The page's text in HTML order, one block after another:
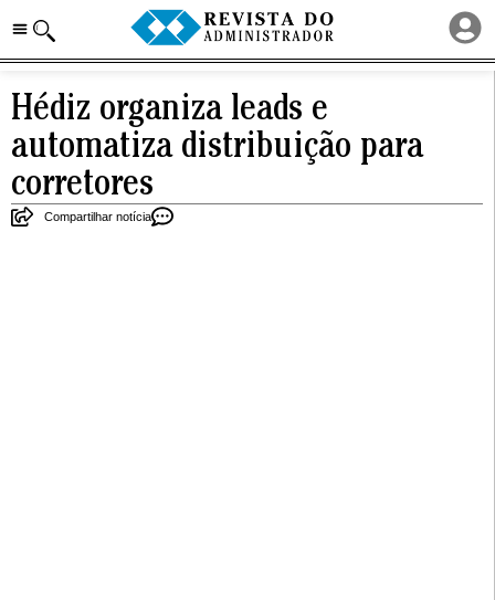
Hédiz organiza leads e
automatiza distribuição para
corretores
Compartilhar notícia